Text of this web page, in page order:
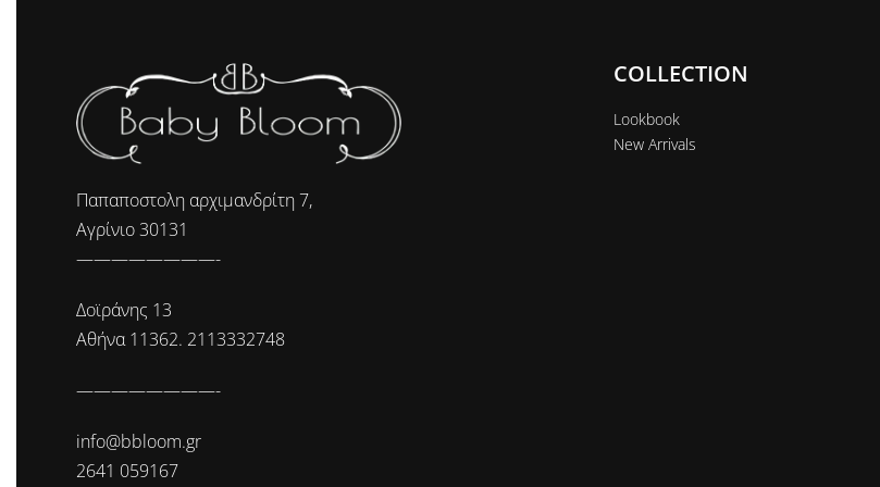
Παπαποστολη αρχιμανδρίτη 7,
Αγρίνιο 30131
————————-
Δοϊράνης 13
Αθήνα 11362. 2113332748
————————-
info@bbloom.gr
2641 059167
COLLECTION
Lookbook
New Arrivals